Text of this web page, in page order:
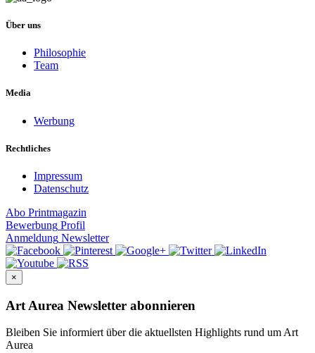
Über uns
Philosophie
Team
Media
Werbung
Rechtliches
Impressum
Datenschutz
Abo Printmagazin
Bewerbung Profil
Anmeldung Newsletter
×
Art Aurea Newsletter abonnieren
Bleiben Sie informiert über die aktuellsten Highlights rund um Art
Aurea